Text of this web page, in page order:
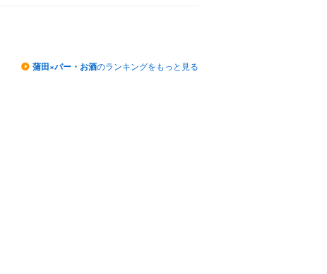
蒲田×バー・お酒のランキングをもっと見る